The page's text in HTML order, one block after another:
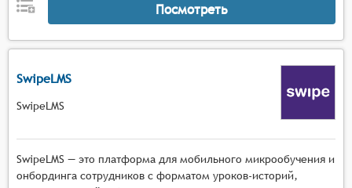
Посмотреть
SwipeLMS
SwipeLMS
SwipeLMS — это платформа для мобильного микрообучения и
онбординга сотрудников с форматом уроков-историй,